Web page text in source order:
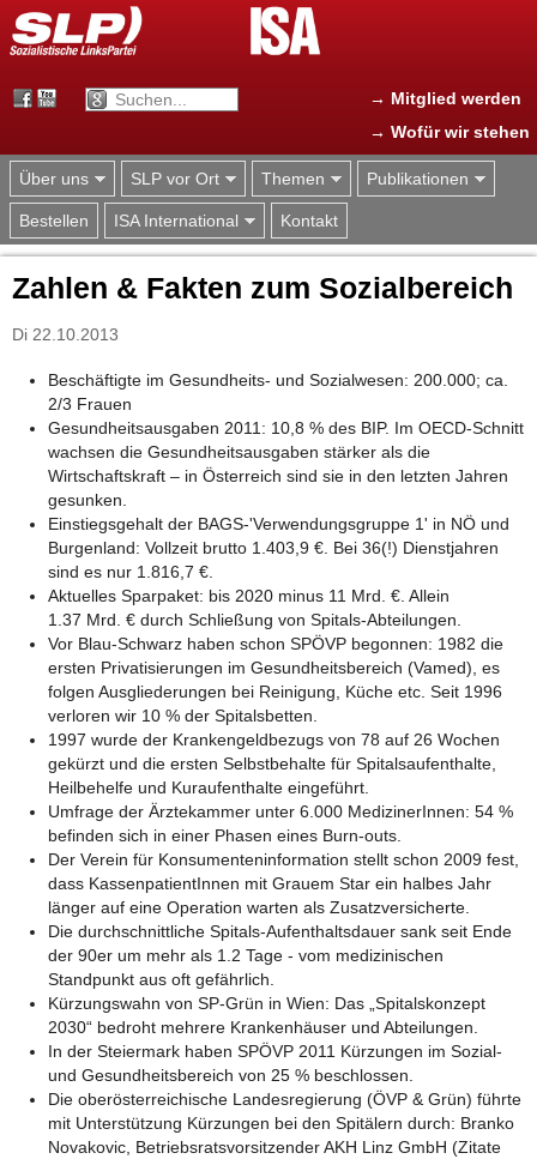
Jump to navigation
→ Mitglied werden
→ Wofür wir stehen
Über uns SLP vor Ort Themen Publikationen
Bestellen ISA International Kontakt
Zahlen & Fakten zum Sozialbereich
Di 22.10.2013
Beschäftigte im Gesundheits- und Sozialwesen: 200.000; ca.
2/3 Frauen
Gesundheitsausgaben 2011: 10,8 % des BIP. Im OECD-Schnitt
wachsen die Gesundheitsausgaben stärker als die
Wirtschaftskraft – in Österreich sind sie in den letzten Jahren
gesunken.
Einstiegsgehalt der BAGS-'Verwendungsgruppe 1' in NÖ und
Burgenland: Vollzeit brutto 1.403,9 €. Bei 36(!) Dienstjahren
sind es nur 1.816,7 €.
Aktuelles Sparpaket: bis 2020 minus 11 Mrd. €. Allein
1.37 Mrd. € durch Schließung von Spitals-Abteilungen.
Vor Blau-Schwarz haben schon SPÖVP begonnen: 1982 die
ersten Privatisierungen im Gesundheitsbereich (Vamed), es
folgen Ausgliederungen bei Reinigung, Küche etc. Seit 1996
verloren wir 10 % der Spitalsbetten.
1997 wurde der Krankengeldbezugs von 78 auf 26 Wochen
gekürzt und die ersten Selbstbehalte für Spitalsaufenthalte,
Heilbehelfe und Kuraufenthalte eingeführt.
Umfrage der Ärztekammer unter 6.000 MedizinerInnen: 54 %
befinden sich in einer Phasen eines Burn-outs.
Der Verein für Konsumenteninformation stellt schon 2009 fest,
dass KassenpatientInnen mit Grauem Star ein halbes Jahr
länger auf eine Operation warten als Zusatzversicherte.
Die durchschnittliche Spitals-Aufenthaltsdauer sank seit Ende
der 90er um mehr als 1.2 Tage - vom medizinischen
Standpunkt aus oft gefährlich.
Kürzungswahn von SP-Grün in Wien: Das „Spitalskonzept
2030“ bedroht mehrere Krankenhäuser und Abteilungen.
In der Steiermark haben SPÖVP 2011 Kürzungen im Sozial-
und Gesundheitsbereich von 25 % beschlossen.
Die oberösterreichische Landesregierung (ÖVP & Grün) führte
mit Unterstützung Kürzungen bei den Spitälern durch: Branko
Novakovic, Betriebsratsvorsitzender AKH Linz GmbH (Zitate